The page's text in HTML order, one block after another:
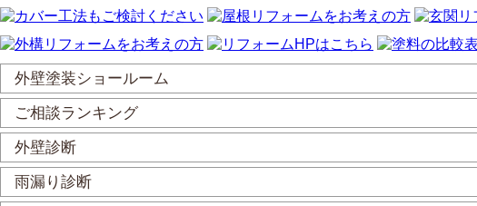
外壁塗装ショールーム
ご相談ランキング
外壁診断
雨漏り診断